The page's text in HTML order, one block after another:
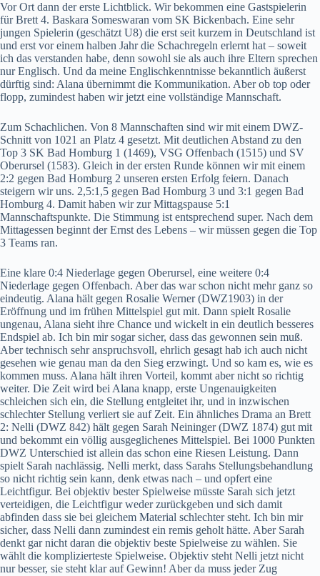
Vor Ort dann der erste Lichtblick. Wir bekommen eine Gastspielerin
für Brett 4. Baskara Someswaran vom SK Bickenbach. Eine sehr
jungen Spielerin (geschätzt U8) die erst seit kurzem in Deutschland ist
und erst vor einem halben Jahr die Schachregeln erlernt hat – soweit
ich das verstanden habe, denn sowohl sie als auch ihre Eltern sprechen
nur Englisch. Und da meine Englischkenntnisse bekanntlich äußerst
dürftig sind: Alana übernimmt die Kommunikation. Aber ob top oder
flopp, zumindest haben wir jetzt eine vollständige Mannschaft.
Zum Schachlichen. Von 8 Mannschaften sind wir mit einem DWZ-
Schnitt von 1021 an Platz 4 gesetzt. Mit deutlichen Abstand zu den
Top 3 SK Bad Homburg 1 (1469), VSG Offenbach (1515) und SV
Oberursel (1583). Gleich in der ersten Runde können wir mit einem
2:2 gegen Bad Homburg 2 unseren ersten Erfolg feiern. Danach
steigern wir uns. 2,5:1,5 gegen Bad Homburg 3 und 3:1 gegen Bad
Homburg 4. Damit haben wir zur Mittagspause 5:1
Mannschaftspunkte. Die Stimmung ist entsprechend super. Nach dem
Mittagessen beginnt der Ernst des Lebens – wir müssen gegen die Top
3 Teams ran.
Eine klare 0:4 Niederlage gegen Oberursel, eine weitere 0:4
Niederlage gegen Offenbach. Aber das war schon nicht mehr ganz so
eindeutig. Alana hält gegen Rosalie Werner (DWZ1903) in der
Eröffnung und im frühen Mittelspiel gut mit. Dann spielt Rosalie
ungenau, Alana sieht ihre Chance und wickelt in ein deutlich besseres
Endspiel ab. Ich bin mir sogar sicher, dass das gewonnen sein muß.
Aber technisch sehr anspruchsvoll, ehrlich gesagt hab ich auch nicht
gesehen wie genau man da den Sieg erzwingt. Und so kam es, wie es
kommen muss. Alana hält ihren Vorteil, kommt aber nicht so richtig
weiter. Die Zeit wird bei Alana knapp, erste Ungenauigkeiten
schleichen sich ein, die Stellung entgleitet ihr, und in inzwischen
schlechter Stellung verliert sie auf Zeit. Ein ähnliches Drama an Brett
2: Nelli (DWZ 842) hält gegen Sarah Neininger (DWZ 1874) gut mit
und bekommt ein völlig ausgeglichenes Mittelspiel. Bei 1000 Punkten
DWZ Unterschied ist allein das schon eine Riesen Leistung. Dann
spielt Sarah nachlässig. Nelli merkt, dass Sarahs Stellungsbehandlung
so nicht richtig sein kann, denk etwas nach – und opfert eine
Leichtfigur. Bei objektiv bester Spielweise müsste Sarah sich jetzt
verteidigen, die Leichtfigur weder zurückgeben und sich damit
abfinden dass sie bei gleichem Material schlechter steht. Ich bin mir
sicher, dass Nelli dann zumindest ein remis geholt hätte. Aber Sarah
denkt gar nicht daran die objektiv beste Spielweise zu wählen. Sie
wählt die komplizierteste Spielweise. Objektiv steht Nelli jetzt nicht
nur besser, sie steht klar auf Gewinn! Aber da muss jeder Zug